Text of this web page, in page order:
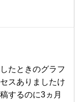
たときのグラフ
スありましたけ
するのに3ヵ月